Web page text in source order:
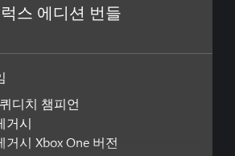
스 에디션 번들
디치 챔피언
거시
거시 Xbox One 버전